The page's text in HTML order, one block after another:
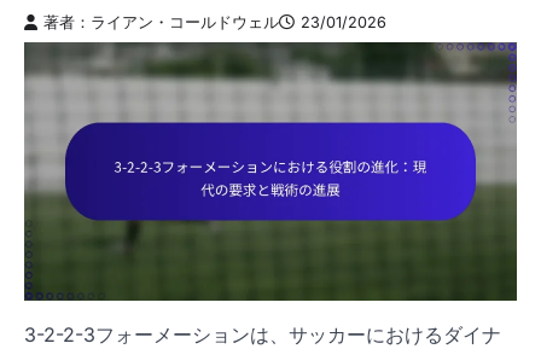
著者：ライアン・コールドウェル 23/01/2026
3-2-2-3フォーメーションは、サッカーにおけるダイナ